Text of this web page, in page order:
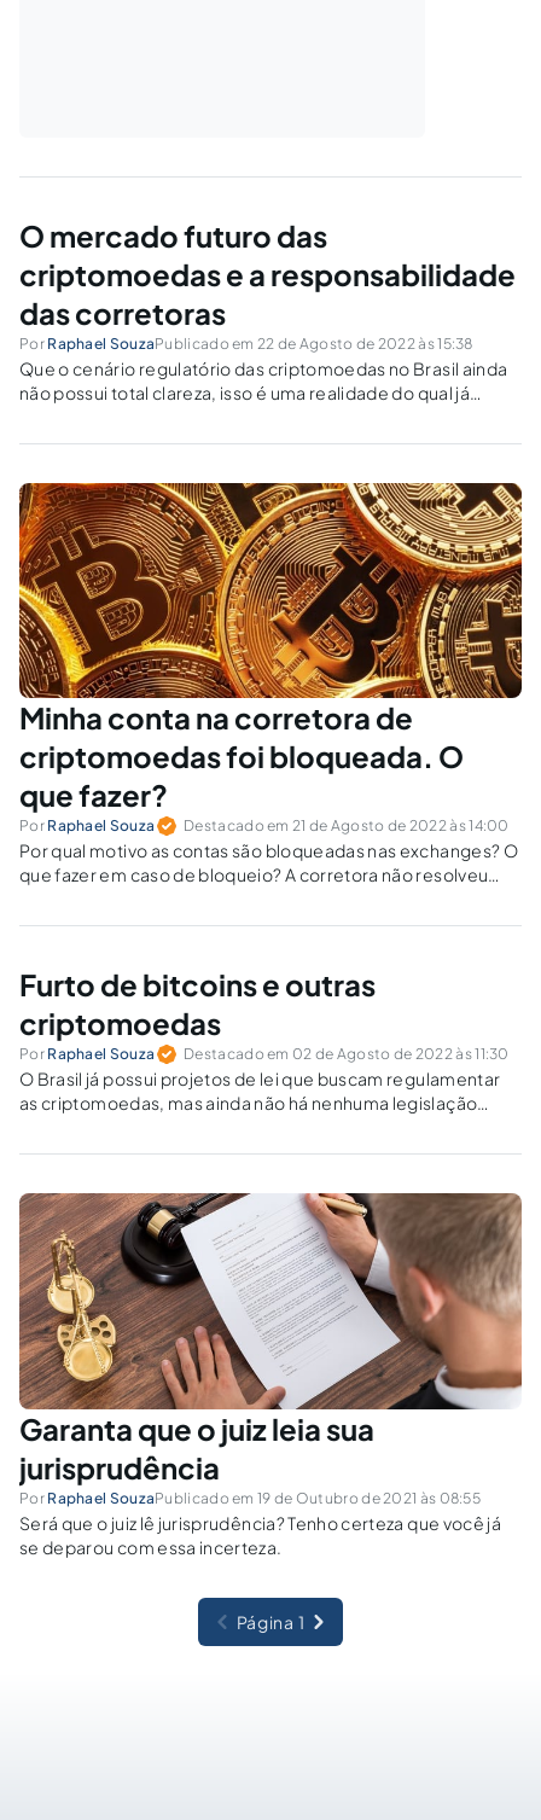
O mercado futuro das
criptomoedas e a responsabilidade
das corretoras
Por Raphael SouzaPublicado em 22 de Agosto de 2022 às 15:38
Que o cenário regulatório das criptomoedas no Brasil ainda
não possui total clareza, isso é uma realidade do qual já
crescendo cada vez mais, ampliando suas aquisições e
Minha conta na corretora de
criptomoedas foi bloqueada. O
que fazer?
Por Raphael Souza Destacado em 21 de Agosto de 2022 às 14:00
Por qual motivo as contas são bloqueadas nas exchanges? O
que fazer em caso de bloqueio? A corretora não resolveu
meus direitos?
Furto de bitcoins e outras
criptomoedas
Por Raphael Souza Destacado em 02 de Agosto de 2022 às 11:30
O Brasil já possui projetos de lei que buscam regulamentar
as criptomoedas, mas ainda não há nenhuma legislação
abrangente.
Garanta que o juiz leia sua
jurisprudência
Por Raphael SouzaPublicado em 19 de Outubro de 2021 às 08:55
Será que o juiz lê jurisprudência? Tenho certeza que você já
se deparou com essa incerteza.
Página 1